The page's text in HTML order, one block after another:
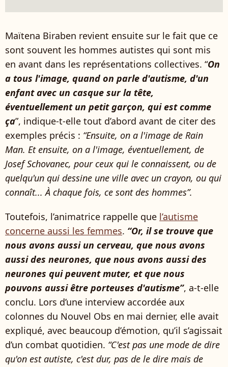
Maïtena Biraben revient ensuite sur le fait que ce
sont souvent les hommes autistes qui sont mis
en avant dans les représentations collectives. “On
a tous l'image, quand on parle d'autisme, d'un
enfant avec un casque sur la tête,
éventuellement un petit garçon, qui est comme
ça”, indique-t-elle tout d’abord avant de citer des
exemples précis : “Ensuite, on a l'image de Rain
Man. Et ensuite, on a l'image, éventuellement, de
Josef Schovanec, pour ceux qui le connaissent, ou de
quelqu'un qui dessine une ville avec un crayon, ou qui
connaît... À chaque fois, ce sont des hommes”.
Toutefois, l’animatrice rappelle que l’autisme
concerne aussi les femmes. “Or, il se trouve que
nous avons aussi un cerveau, que nous avons
aussi des neurones, que nous avons aussi des
neurones qui peuvent muter, et que nous
pouvons aussi être porteuses d'autisme”, a-t-elle
conclu. Lors d’une interview accordée aux
colonnes du Nouvel Obs en mai dernier, elle avait
expliqué, avec beaucoup d’émotion, qu’il s’agissait
d’un combat quotidien. “C'est pas une mode de dire
qu'on est autiste, c'est dur, pas de le dire mais de